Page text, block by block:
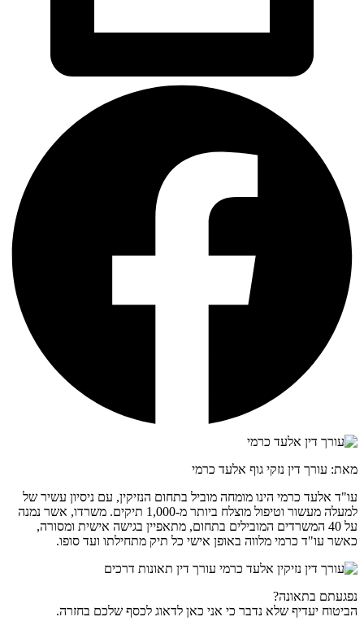
מאת: עורך דין נזקי גוף אלעד כרמי
עו"ד אלעד כרמי הינו מומחה מוביל בתחום הנזיקין, עם ניסיון עשיר של
למעלה מעשור וטיפול מוצלח ביותר מ-1,000 תיקים. משרדו, אשר נמנה
על 40 המשרדים המובילים בתחום, מתאפיין בגישה אישית ומסורה,
כאשר עו"ד כרמי מלווה באופן אישי כל תיק מתחילתו ועד סופו.
נפגעתם בתאונה?
הביטוח יעדיף שלא נדבר כי אני כאן לדאוג לכסף שלכם בחזרה.